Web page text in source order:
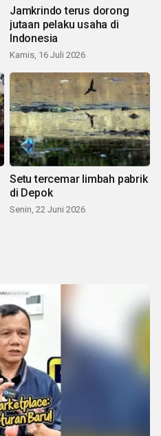
Jamkrindo terus dorong
jutaan pelaku usaha di
Indonesia
Kamis, 16 Juli 2026
Setu tercemar limbah pabrik
di Depok
Senin, 22 Juni 2026